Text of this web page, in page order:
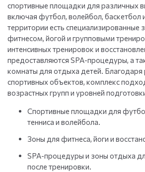
спортивные площадки для различных
включая футбол, волейбол, баскетбол
территории есть специализированные
фитнесом, йогой и групповыми
интенсивных тренировок и
предоставляются SPA-процедуры, а
комнаты для отдыха детей.
спортивных объектов, комплекс
возрастных групп и уровней
Спортивные площадки для
тенниса и волейбола.
Зоны для фитнеса, йоги и
SPA-процедуры и зоны отдыха
после тренировки.